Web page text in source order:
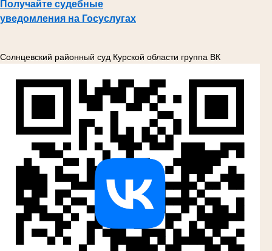
Получайте судебные
уведомления на Госуслугах
Солнцевский районный суд Курской области группа ВК